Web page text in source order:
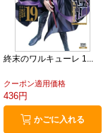
終末のワルキューレ 1...
クーポン適用価格
436円
かごに入れる